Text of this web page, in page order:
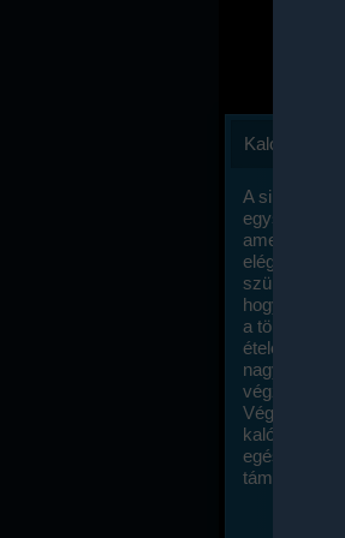
A sikeres
egyszerű:
amennyit
elég nagy
szükség, de
hogy a
a többi
ételek és a
végzel.
Végül, de
támogatja.